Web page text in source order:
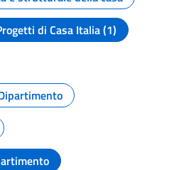
di Casa Italia (1)